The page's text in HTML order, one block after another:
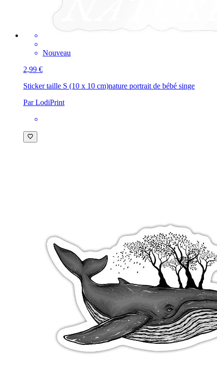
Nouveau
2,99 €
Sticker taille S (10 x 10 cm)nature portrait de bébé singe
Par LodiPrint